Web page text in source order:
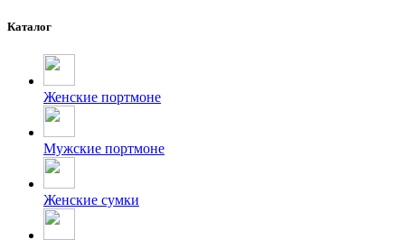
Каталог
Женские портмоне
Мужские портмоне
Женские сумки